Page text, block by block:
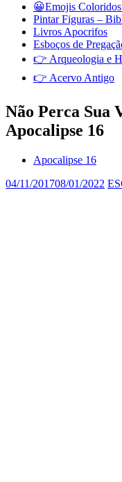
😀Emojis
Pintar Figuras –
Livros Apocrifos
Esboços de
👉 Arqueologia e
👉 Acervo Antigo
Não Perca Sua
Apocalipse 16
Apocalipse 16
04/11/201708/01/2022